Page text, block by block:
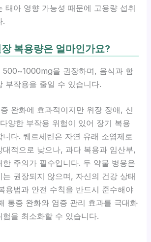
태아 영향 가능성 때문에 고용량 섭취
.
복용량은 얼마인가요?
500~1000mg을 권장하며, 음식과 함
부작용을 줄일 수 있습니다.
완화에 효과적이지만 위장 장애, 신
양한 부작용 위험이 있어 장기 복용
다. 퀘르세틴은 자연 유래 소염제로
대적으로 낮으나, 과다 복용과 임산부,
한 주의가 필수입니다. 두 약물 병용은
는 권장되지 않으며, 자신의 건강 상태
용법과 안전 수칙을 반드시 준수해야
통증 완화와 염증 관리 효과를 극대화
을 최소화할 수 있습니다.